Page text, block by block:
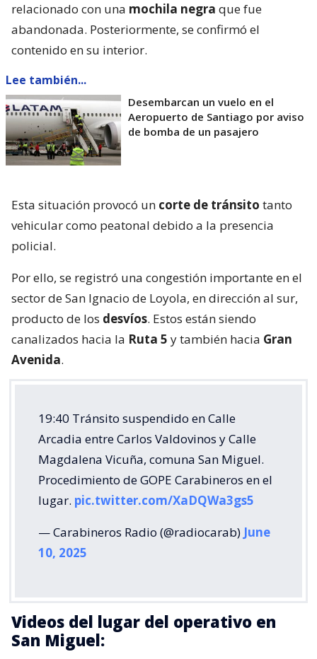
relacionado con una mochila negra que fue
abandonada. Posteriormente, se confirmó el
contenido en su interior.
Lee también...
Desembarcan un vuelo en el
Aeropuerto de Santiago por aviso
de bomba de un pasajero
Esta situación provocó un corte de tránsito tanto
vehicular como peatonal debido a la presencia
policial.
Por ello, se registró una congestión importante en el
sector de San Ignacio de Loyola, en dirección al sur,
producto de los desvíos. Estos están siendo
canalizados hacia la Ruta 5 y también hacia Gran
Avenida.
19:40 Tránsito suspendido en Calle
Arcadia entre Carlos Valdovinos y Calle
Magdalena Vicuña, comuna San Miguel.
Procedimiento de GOPE Carabineros en el
lugar. pic.twitter.com/XaDQWa3gs5
— Carabineros Radio (@radiocarab) June
10, 2025
Videos del lugar del operativo en
San Miguel: